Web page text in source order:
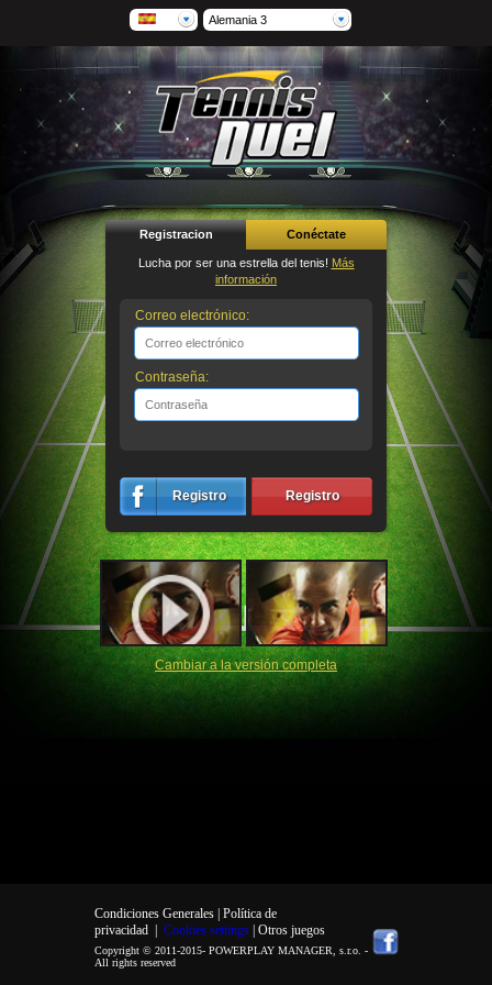
Alemania 3
Registracion Conéctate
Lucha por ser una estrella del tenis! Más
información
Correo electrónico:
Contraseña:
Registro Registro
Cambiar a la versión completa
Condiciones Generales | Política de
privacidad| Cookies settings | Otros juegos
Copyright © 2011-2015- POWERPLAY MANAGER, s.r.o. -
All rights reserved